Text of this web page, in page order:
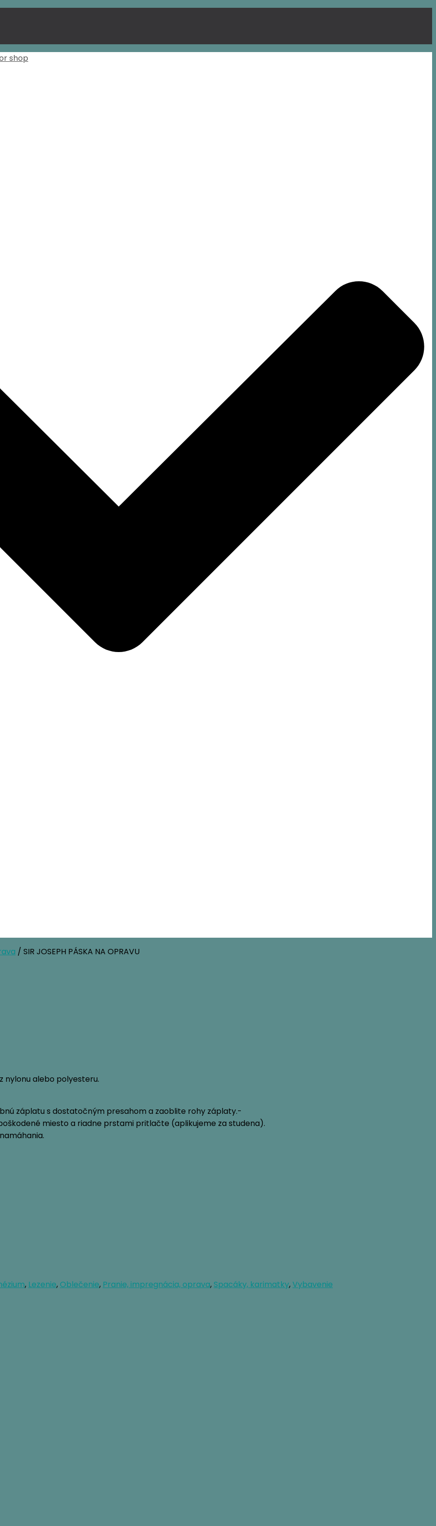
/ SIR JOSEPH PÁSKA NA OPRAVU
nylonu alebo polyesteru.
záplatu s dostatočným presahom a zaoblite rohy záplaty.-
miesto a riadne prstami pritlačte (aplikujeme za studena).
, Lezenie,Oblečenie, Pranie, impregnácia, oprava, Spacáky, karimatky,Vybavenie